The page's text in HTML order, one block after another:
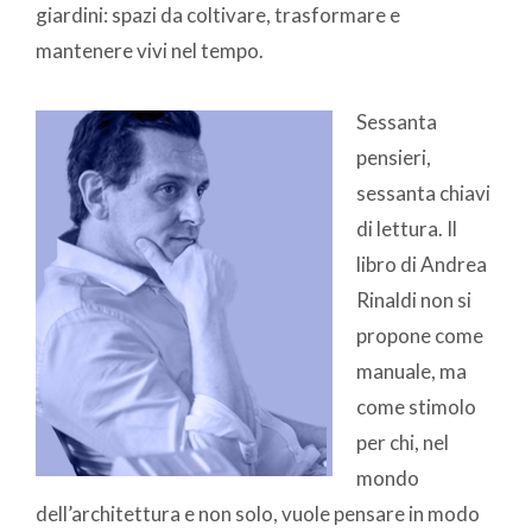
giardini: spazi da coltivare, trasformare e
mantenere vivi nel tempo.
Sessanta
pensieri,
sessanta chiavi
di lettura. Il
libro di Andrea
Rinaldi non si
propone come
manuale, ma
come stimolo
per chi, nel
mondo
dell’architettura e non solo, vuole pensare in modo